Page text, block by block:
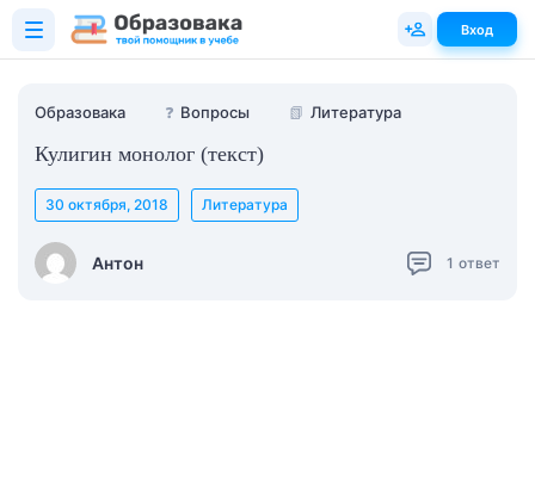
Образовака ❓ Вопросы 📗 Литература
Кулигин монолог (текст)
Антон
30 октября, 2018 Литература
1 ответ
Вход